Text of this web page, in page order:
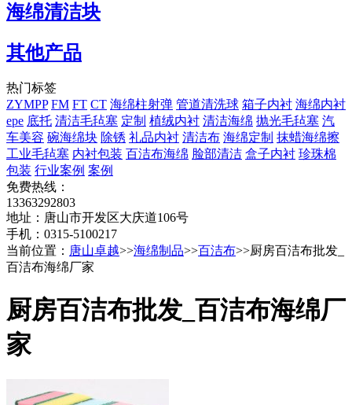
海绵清洁块
其他产品
热门标签
ZYMPP FM FT CT 海绵柱射弹 管道清洗球 箱子内衬 海绵内衬
epe 底托 清洁毛毡塞 定制 植绒内衬 清洁海绵 抛光毛毡塞 汽
车美容 碗海绵块 除锈 礼品内衬 清洁布 海绵定制 抹蜡海绵擦
工业毛毡塞 内衬包装 百洁布海绵 脸部清洁 盒子内衬 珍珠棉
包装 行业案例 案例
免费热线：
13363292803
地址：唐山市开发区大庆道106号
手机：0315-5100217
当前位置： 唐山卓越>>海绵制品>>百洁布>>厨房百洁布批发_
百洁布海绵厂家
厨房百洁布批发_百洁布海绵厂
家